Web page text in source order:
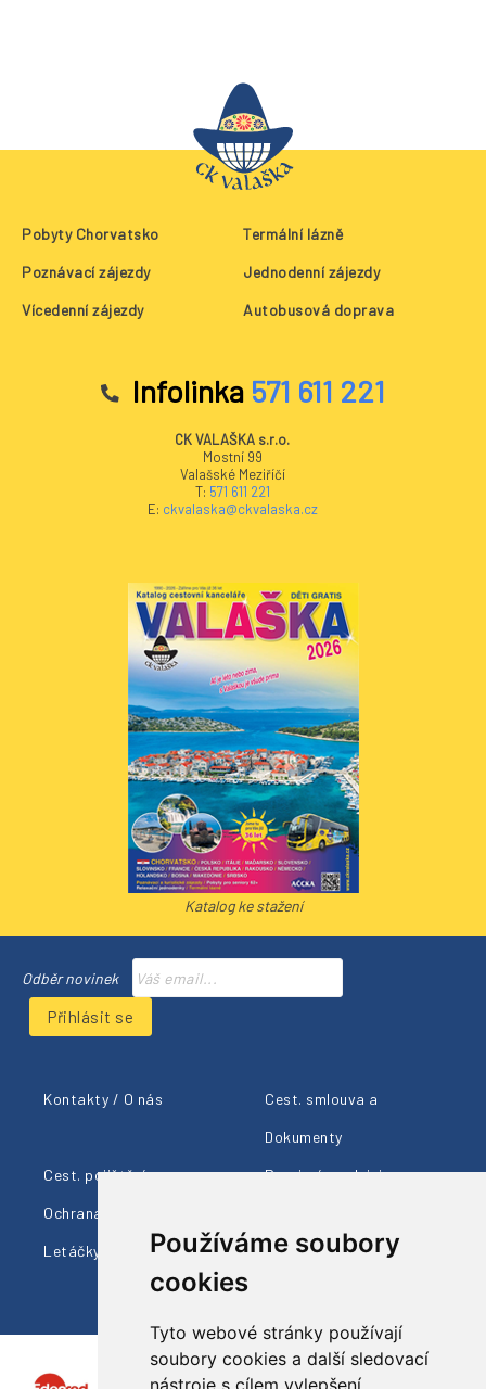
Používáme soubory
cookies
Tyto webové stránky používají
soubory cookies a další sledovací
nástroje s cílem vylepšení
Pobyty Chorvatsko Termální lázně
Poznávací zájezdy Jednodenní zájezdy
Vícedenní zájezdy Autobusová doprava
Infolinka 571 611 221
CK VALAŠKA s.r.o.
Mostní 99
Valašské Meziříčí
T: 571 611 221
E: ckvalaska@ckvalaska.cz
Katalog ke stažení
Odběr novinek
Přihlásit se
Kontakty / O nás Cest. smlouva a
Dokumenty
Cest. pojištění Provizní prodejci
Ochrana údajů
Letáčky ke stažení